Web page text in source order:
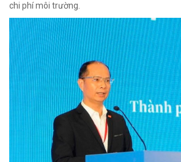
chi phí môi trường.